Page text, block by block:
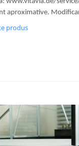
aproximative.
produs